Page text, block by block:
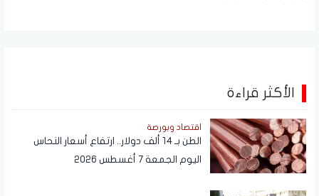
الأكثر قراءة
اقتصاد وبورصة
الطن بـ 14 ألف دولار.. ارتفاع أسعار النحاس
اليوم الجمعة 7 أغسطس 2026